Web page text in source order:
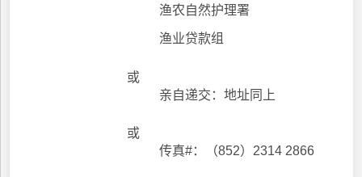
或
或
渔农自然护理署
渔业贷款组
亲自递交：地址同上
传真#：（852）2314 2866